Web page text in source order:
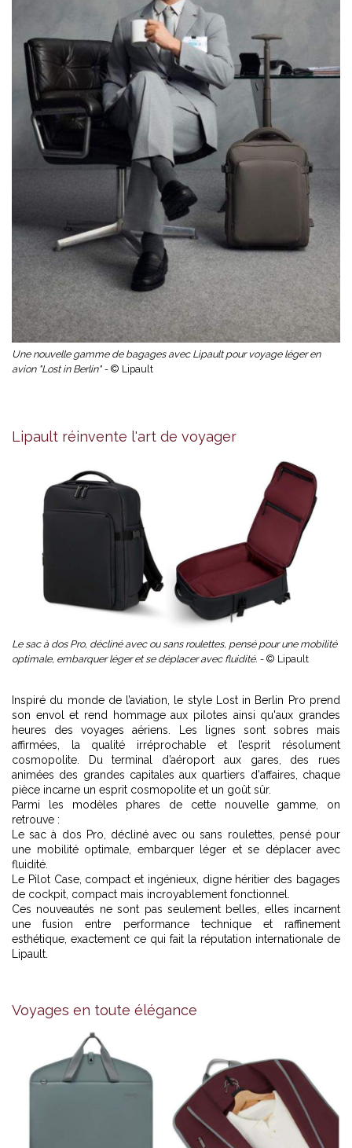
Une nouvelle gamme de bagages avec Lipault pour voyage léger en
avion "Lost in Berlin" - © Lipault
Lipault réinvente l'art de voyager
Le sac à dos Pro, décliné avec ou sans roulettes, pensé pour une mobilité
optimale, embarquer léger et se déplacer avec fluidité. - © Lipault
Inspiré du monde de l’aviation, le style Lost in Berlin Pro prend
son envol et rend hommage aux pilotes ainsi qu'aux grandes
heures des voyages aériens. Les lignes sont sobres mais
affirmées, la qualité irréprochable et l’esprit résolument
cosmopolite. Du terminal d’aéroport aux gares, des rues
animées des grandes capitales aux quartiers d'affaires, chaque
pièce incarne un esprit cosmopolite et un goût sûr.
Parmi les modèles phares de cette nouvelle gamme, on
retrouve :
Le sac à dos Pro, décliné avec ou sans roulettes, pensé pour
une mobilité optimale, embarquer léger et se déplacer avec
fluidité.
Le Pilot Case, compact et ingénieux, digne héritier des bagages
de cockpit, compact mais incroyablement fonctionnel.
Ces nouveautés ne sont pas seulement belles, elles incarnent
une fusion entre performance technique et raffinement
esthétique, exactement ce qui fait la réputation internationale de
Lipault.
Voyages en toute élégance